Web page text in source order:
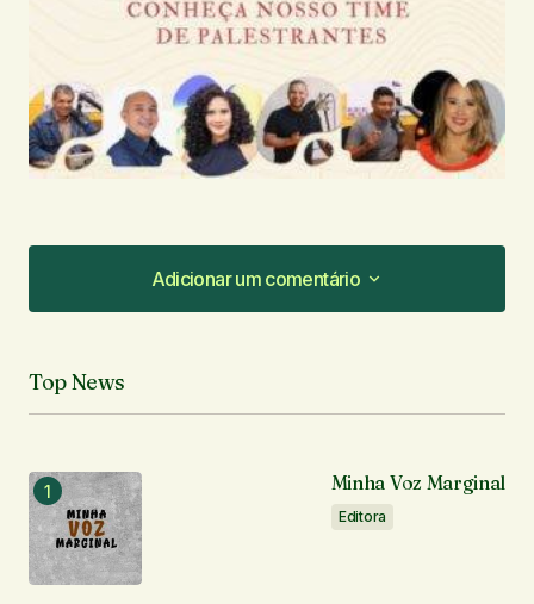
Adicionar um comentário
Adicionar um comentário
O seu endereço de e-mail não será publicado.
Comentário
Top News
Minha Voz Marginal
Editora